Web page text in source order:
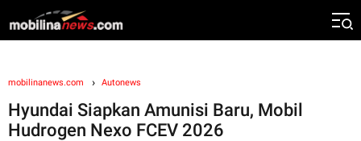
mobilinanews.com Autonews
Hyundai Siapkan Amunisi Baru, Mobil
Hudrogen Nexo FCEV 2026